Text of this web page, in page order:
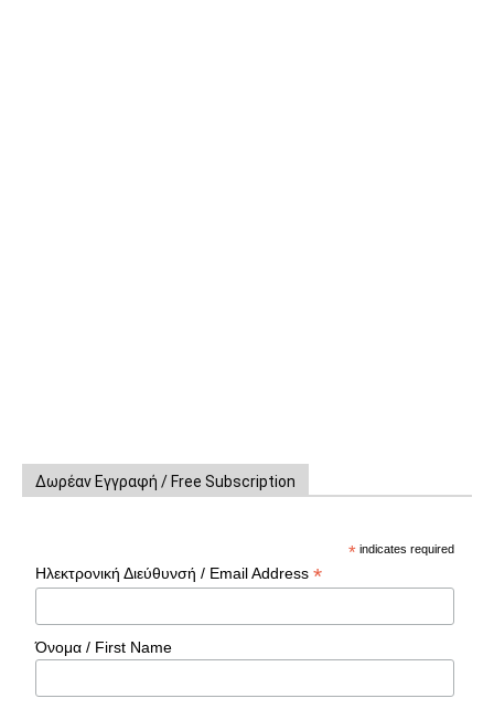
Δωρέαν Εγγραφή / Free Subscription
* indicates required
Ηλεκτρονική Διεύθυνσή / Email Address*
Όνομα / First Name